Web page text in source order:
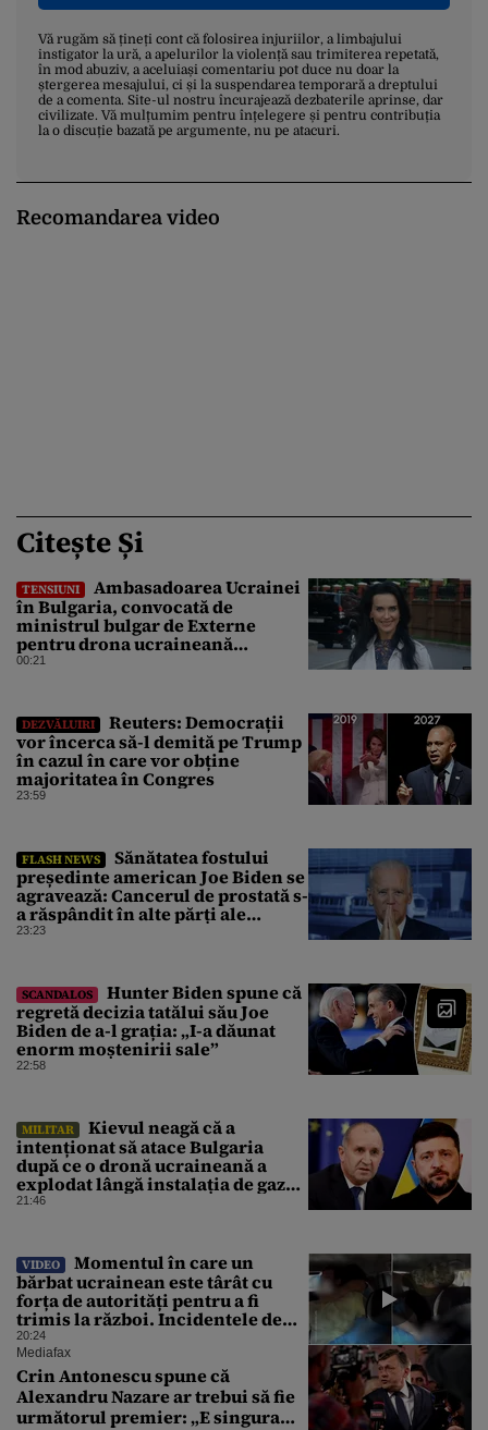
Vă rugăm să țineți cont că folosirea injuriilor, a limbajului
instigator la ură, a apelurilor la violență sau trimiterea repetată,
în mod abuziv, a aceluiași comentariu pot duce nu doar la
ștergerea mesajului, ci și la suspendarea temporară a dreptului
de a comenta. Site-ul nostru încurajează dezbaterile aprinse, dar
civilizate. Vă mulțumim pentru înțelegere și pentru contribuția
la o discuție bazată pe argumente, nu pe atacuri.
Recomandarea video
Citește Și
TENSIUNI
Ambasadoarea Ucrainei
în Bulgaria, convocată de
ministrul bulgar de Externe
pentru drona ucraineană
prăbușită în apropierea
00:21
DEZVĂLUIRI
Reuters: Democrații
vor încerca să-l demită pe Trump
în cazul în care vor obține
majoritatea în Congres
23:59
FLASH NEWS
Sănătatea fostului
președinte american Joe Biden se
agravează: Cancerul de prostată s-
a răspândit în alte părți ale
corpului
23:23
SCANDALOS
Hunter Biden spune că
regretă decizia tatălui său Joe
Biden de a-l grația: „I-a dăunat
enorm moștenirii sale”
22:58
MILITAR
Kievul neagă că a
intenționat să atace Bulgaria
după ce o dronă ucraineană a
explodat lângă instalația de gaz
de la granița României
21:46
VIDEO
Momentul în care un
bărbat ucrainean este târât cu
forța de autorități pentru a fi
trimis la război. Incidentele de
acest fel sunt tot mai dese
20:24
Mediafax
Crin Antonescu spune că
Alexandru Nazare ar trebui să fie
următorul premier: „E singura